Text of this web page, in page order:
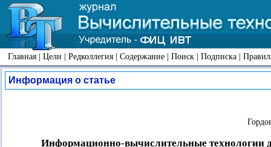
Главная | Цели | Редколлегия | Содержание | Поиск | Подписка |
Информация о статье
Информационно-вычислительные технологии